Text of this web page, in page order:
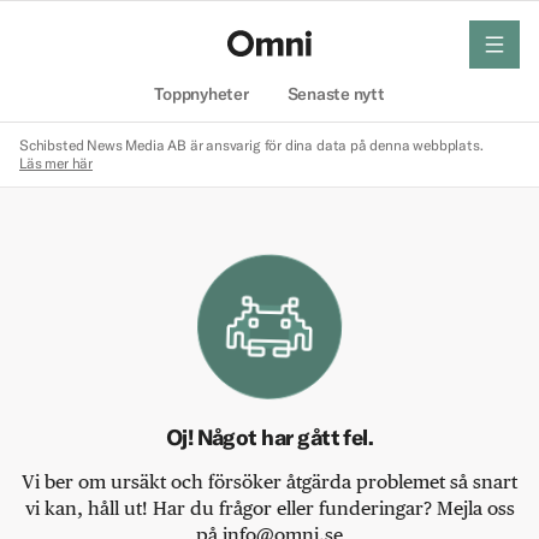
Toppnyheter Senaste nytt
meny
Schibsted News Media AB är ansvarig för dina data på denna webbplats.
Läs mer här
Oj! Något har gått fel.
Vi ber om ursäkt och försöker åtgärda problemet så snart
vi kan, håll ut! Har du frågor eller funderingar? Mejla oss